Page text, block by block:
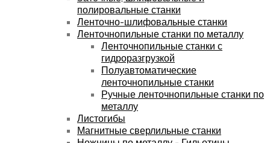
полировальные станки
Ленточно-шлифовальные станки
Ленточнопильные станки по металлу
Ленточнопильные станки с
гидроразгрузкой
Полуавтоматические
ленточнопильные станки
Ручные ленточнопильные станки по
металлу
Листогибы
Магнитные сверлильные станки